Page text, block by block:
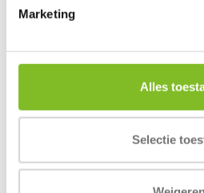
Marketing
Alles
Selectie
Er zijn nog geen reviews